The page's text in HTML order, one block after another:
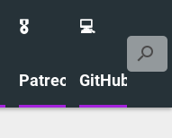
🎖️
Patreon
💻
GitHub